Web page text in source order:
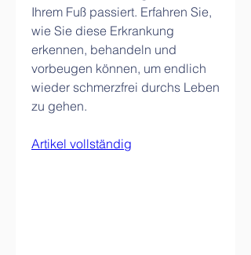
Ihrem Fuß passiert. Erfahren Sie,
wie Sie diese Erkrankung
erkennen, behandeln und
vorbeugen können, um endlich
wieder schmerzfrei durchs Leben
zu gehen.
Artikel vollständig